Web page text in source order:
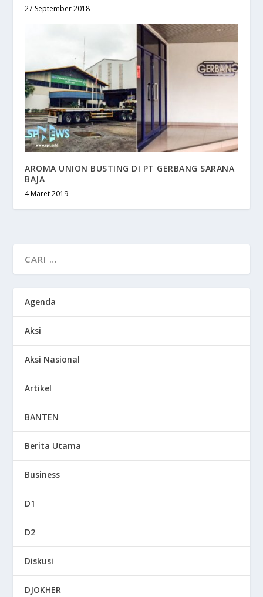
27 September 2018
AROMA UNION BUSTING DI PT GERBANG SARANA
BAJA
4 Maret 2019
Agenda
Aksi
Aksi Nasional
Artikel
BANTEN
Berita Utama
Business
D1
D2
Diskusi
DJOKHER